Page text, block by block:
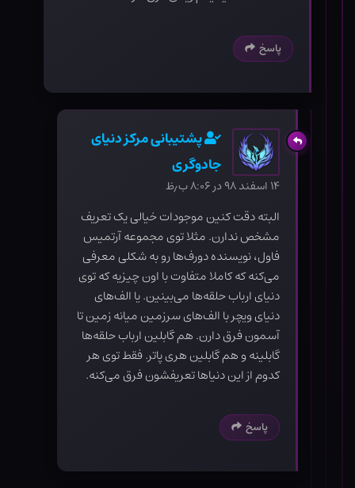
پاسخ
پشتیبانی مرکز دنیای
جادوگری
۱۴ اسفند ۹۸ در ۸:۰۶ ب٫ظ
البته دقت کنین موجودات خیالی یک تعریف
مشخص ندارن. مثلا توی مجموعه آرتمیس
فاول، نویسنده دورف‌ها رو به شکلی معرفی
می‌کنه که کاملا متفاوت با اون چیزیه که توی
دنیای ارباب حلقه‌ها می‌بینین. یا الف‌های
دنیای ویچر با الف‌های سرزمین میانه زمین تا
آسمون فرق دارن. هم گابلین ارباب حلقه‌ها
گابلینه و هم گابلین هری پاتر. فقط توی هر
کدوم از این دنیاها تعریفشون فرق می‌کنه.
پاسخ